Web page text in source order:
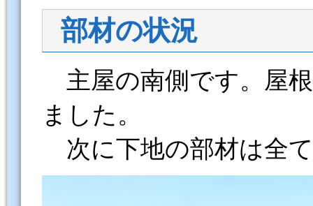
部材の状況
主屋の南側です。屋
ました。
次に下地の部材は全